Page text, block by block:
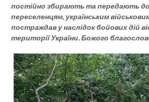
постійно збирають та передають
переселенцям, українським
постраждав у наслідок бойових дій
території України. Божого